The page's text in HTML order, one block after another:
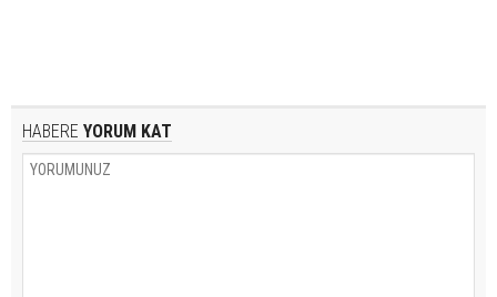
HABERE YORUM KAT